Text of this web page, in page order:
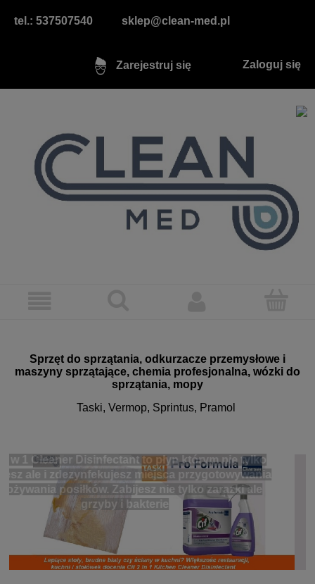
tel.: 537507540 sklep@clean-med.pl
Zarejestruj się Zaloguj się
Sprzęt do sprzątania, odkurzacze przemysłowe i
maszyny sprzątające, chemia profesjonalna, wózki do
sprzątania, mopy
Taski, Vermop, Sprintus, Pramol
ale
Nowoczesny i wysoce skuteczny udrażniacz do
odpływów w postaci żelu